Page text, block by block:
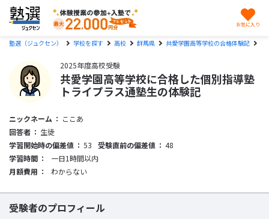
塾選（ジュクセン） 学校を探す 高校 群馬県 共愛学園高等学校の合格体験記
2025年度高校受験
共愛学園高等学校に合格した個別指導塾
トライプラス通塾生の体験記
ニックネーム
ここあ
回答者
生徒
学習開始時の偏差値
53 受験直前の偏差値
48
学習時間
一日1時間以内
月額費用
わからない
受験者のプロフィール
お気に入り